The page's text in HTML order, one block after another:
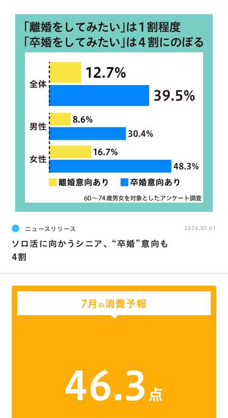
ニュースリリース
ソロ活に向かうシニア､ “卒婚”意向も
4割
2026.07.01
7月 の消費予報
46.3 点